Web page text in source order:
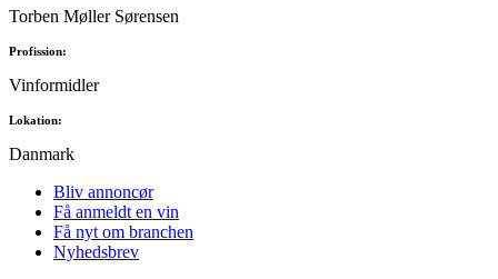
Torben Møller Sørensen
Profission:
Vinformidler
Lokation:
Danmark
Bliv annoncør
Få anmeldt en vin
Få nyt om branchen
Nyhedsbrev